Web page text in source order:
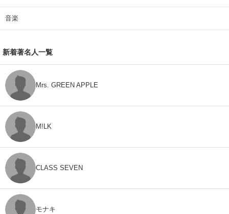
音楽
新着著名人一覧
Mrs. GREEN APPLE
M!LK
CLASS SEVEN
モナキ